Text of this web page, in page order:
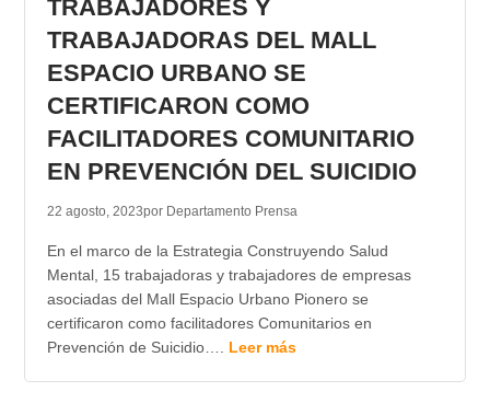
TRABAJADORES Y
TRABAJADORAS DEL MALL
ESPACIO URBANO SE
CERTIFICARON COMO
FACILITADORES COMUNITARIO
EN PREVENCIÓN DEL SUICIDIO
22 agosto, 2023por Departamento Prensa
En el marco de la Estrategia Construyendo Salud
Mental, 15 trabajadoras y trabajadores de empresas
asociadas del Mall Espacio Urbano Pionero se
certificaron como facilitadores Comunitarios en
Prevención de Suicidio…. Leer más